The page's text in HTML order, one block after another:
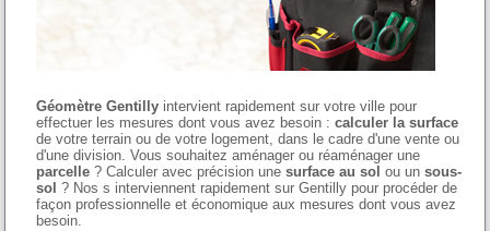
Géomètre Gentilly intervient rapidement sur votre ville pour
effectuer les mesures dont vous avez besoin :calculer la surface
de votre terrain ou de votre logement, dans le cadre d'une vente ou
d'une division. Vous souhaitez aménager ou réaménager une
parcelle ? Calculer avec précision unesurface au sol ou unsous-
sol ? Nos s interviennent rapidement sur Gentilly pour procéder de
façon professionnelle et économique aux mesures dont vous avez
besoin.